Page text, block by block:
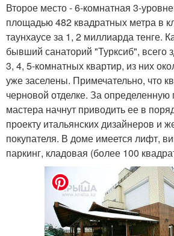
Второе место - 6-комнатная 3-
площадью 482 квадратных метра в
таунхаусе за 1, 2 миллиарда тенге.
бывший санаторий "Турксиб", всего
3, 4, 5-комнатных квартир, из них
уже заселены. Примечательно, что
черновой отделке. За определенную
мастера начнут приводить ее в
проекту итальянских дизайнеров и
покупателя. В доме имеется лифт,
паркинг, кладовая (более 100